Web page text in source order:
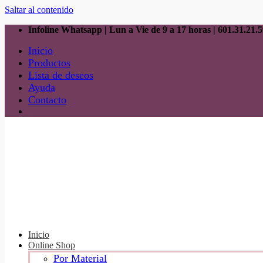
Saltar al contenido
Infoline Whatsapp | Lun a Vie de 9 a 17 horas |
Inicio
Productos
Lista de deseos
Ayuda
Contacto
Inicio
Online Shop
Por Material